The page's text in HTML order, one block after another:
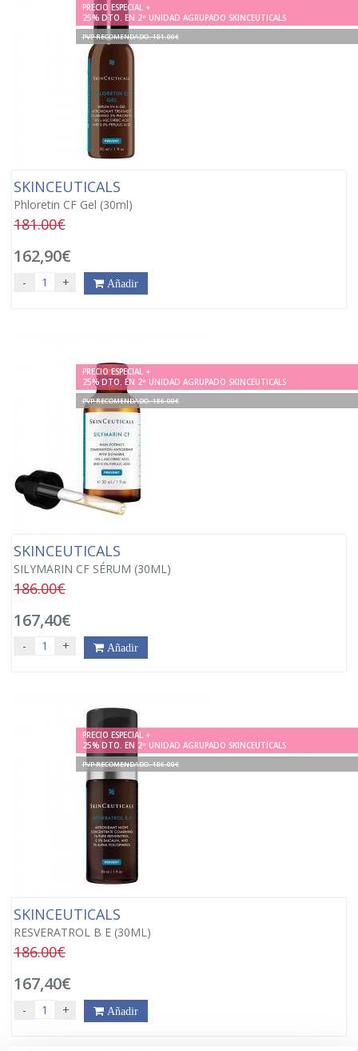
PRECIO ESPECIAL +
25% DTO. EN 2ª UNIDAD AGRUPADO SKINCEUTICALS
PVP RECOMENDADO. 181.00€
SKINCEUTICALS
Phloretin CF Gel (30ml)
181.00€
162,90€
- + Añadir
PRECIO ESPECIAL +
25% DTO. EN 2ª UNIDAD AGRUPADO SKINCEUTICALS
PVP RECOMENDADO. 186.00€
SKINCEUTICALS
SILYMARIN CF SÉRUM (30ML)
186.00€
167,40€
- + Añadir
PRECIO ESPECIAL +
25% DTO. EN 2ª UNIDAD AGRUPADO SKINCEUTICALS
PVP RECOMENDADO. 186.00€
SKINCEUTICALS
RESVERATROL B E (30ML)
186.00€
167,40€
- + Añadir